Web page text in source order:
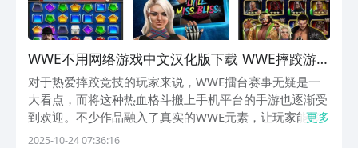
WWE不用网络游戏中文汉化版下载 WWE摔跤游戏
榜单2025
对于热爱摔跤竞技的玩家来说，WWE擂台赛事无疑是一
大看点，而将这种热血格斗搬上手机平台的手游也逐渐受
到欢迎。不少作品融入了真实的WWE元素，让玩家能够
亲自操控角色参与激烈对战。本文将为大家推荐十款以
更多
2025-10-24 07:36:16